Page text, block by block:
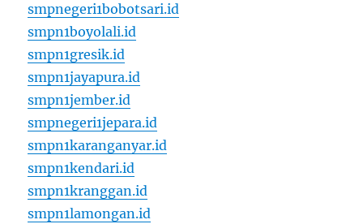
smpnegeri1bobotsari.id
smpn1boyolali.id
smpn1gresik.id
smpn1jayapura.id
smpn1jember.id
smpnegeri1jepara.id
smpn1karanganyar.id
smpn1kendari.id
smpn1kranggan.id
smpn1lamongan.id